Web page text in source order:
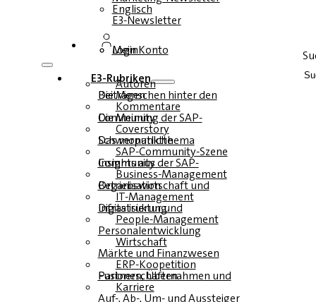
Englisch
E3-Newsletter
Login
Mein Konto
E3-Rubriken
Autoren
Die Menschen hinter den Beiträgen
Kommentare
Die Meinung der SAP-Community
Coverstory
Das monatliche Schwerpunktthema
SAP-Community-Szene
Insights aus der SAP-Community
Business-Management
Betriebswirtschaft und Organisation
IT-Management
Infrastruktur und Digitalisierung
People-Management
Personalentwicklung
Wirtschaft
Märkte und Finanzwesen
ERP-Koopetition
Fusionen, Übernahmen und Partnerschaften
Karriere
Auf-, Ab-, Um- und Aussteiger